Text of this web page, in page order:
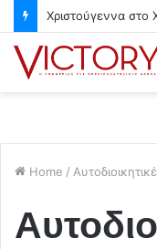
Home /